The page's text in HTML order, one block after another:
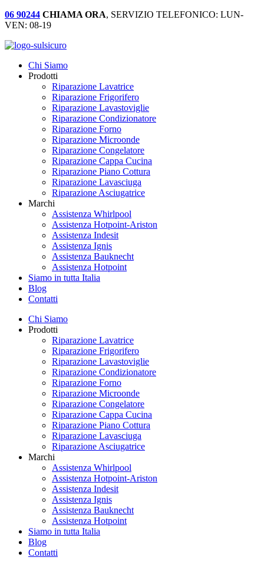
06 90244 CHIAMA ORA, SERVIZIO TELEFONICO: LUN-
VEN: 08-19
Chi Siamo
Prodotti
Riparazione Lavatrice
Riparazione Frigorifero
Riparazione Lavastoviglie
Riparazione Condizionatore
Riparazione Forno
Riparazione Microonde
Riparazione Congelatore
Riparazione Cappa Cucina
Riparazione Piano Cottura
Riparazione Lavasciuga
Riparazione Asciugatrice
Marchi
Assistenza Whirlpool
Assistenza Hotpoint-Ariston
Assistenza Indesit
Assistenza Ignis
Assistenza Bauknecht
Assistenza Hotpoint
Siamo in tutta Italia
Blog
Contatti
Chi Siamo
Prodotti
Riparazione Lavatrice
Riparazione Frigorifero
Riparazione Lavastoviglie
Riparazione Condizionatore
Riparazione Forno
Riparazione Microonde
Riparazione Congelatore
Riparazione Cappa Cucina
Riparazione Piano Cottura
Riparazione Lavasciuga
Riparazione Asciugatrice
Marchi
Assistenza Whirlpool
Assistenza Hotpoint-Ariston
Assistenza Indesit
Assistenza Ignis
Assistenza Bauknecht
Assistenza Hotpoint
Siamo in tutta Italia
Blog
Contatti